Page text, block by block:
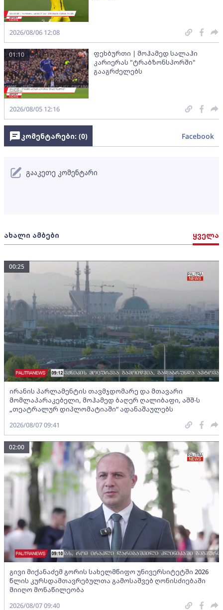
2026/08/06 12:08
ფეხბურთი | მოჰამედ სალაჰი
კარიერას "ტრაბზონსპორში"
გააგრძელებს
01:10
2026/08/05 12:16
ახალი ამბები ყველა
ირანის პარლამენტის თავმჯდომარე და მთავარი
მომლაპარაკებელი, მოჰამედ ბაღერ ღალიბაფი, აშშ-ს
„თეატრალურ დიპლომატიაში“ ადანაშაულებს
00:25
2026/08/07 09:41
გივი მიქანაძემ გორის სახელმწიფო უნივერსიტეტში 2026
წლის კურსდამთავრებულთა გამოსაშვებ ღონისძიებაში
მიიღო მონაწილეობა
02:00
2026/08/07 09:40
კომენტარები: (0) Facebook
გააკეთე კომენტარი